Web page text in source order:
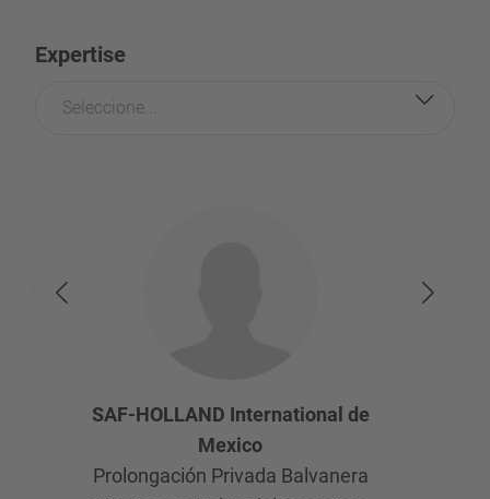
Expertise
Seleccione...
SAF-HOLLAND International de
Mexico
Prolongación Privada Balvanera